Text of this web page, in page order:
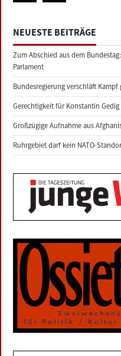
NEUESTE BEITRÄGE
Zum Abschied aus dem
Parlament
Bundesregierung verschläft Kampf
Gerechtigkeit für Konstantin Gedig
Großzügige Aufnahme aus
Ruhrgebiet darf kein NATO-